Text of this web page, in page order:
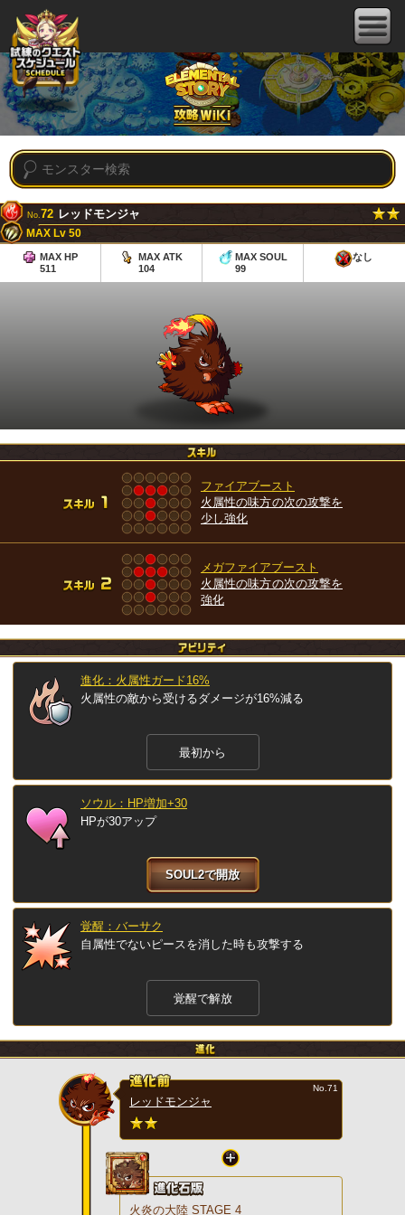
No.72 レッドモンジャ
MAX Lv 50
MAX HP
511
MAX ATK
104
MAX SOUL
99
なし
ファイアブースト
火属性の味方の次の攻撃を
少し強化
メガファイアブースト
火属性の味方の次の攻撃を
強化
進化：火属性ガード16%
火属性の敵から受けるダメージが16%減る
最初から
ソウル：HP増加+30
HPが30アップ
SOUL2で開放
覚醒：バーサク
自属性でないピースを消した時も攻撃する
覚醒で解放
レッドモンジャ
No.71
火炎の大陸 STAGE 4